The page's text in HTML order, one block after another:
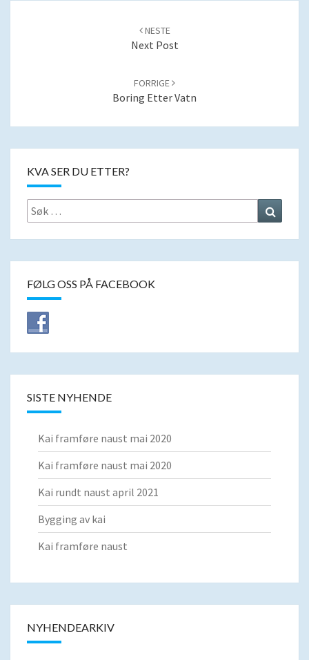
NESTE
Next Post
FORRIGE
Boring Etter Vatn
KVA SER DU ETTER?
Search
for:
FØLG OSS PÅ FACEBOOK
SISTE NYHENDE
Kai framføre naust mai 2020
Kai framføre naust mai 2020
Kai rundt naust april 2021
Bygging av kai
Kai framføre naust
NYHENDEARKIV